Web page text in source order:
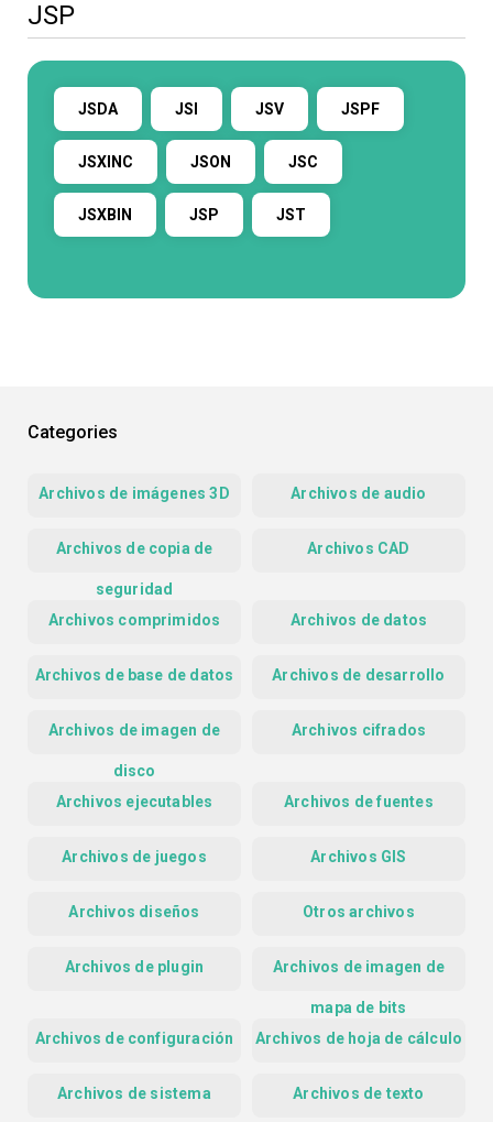
JSP
JSDA JSI JSV JSPF
JSXINC JSON JSC
JSXBIN JSP JST
Categories
Archivos de imágenes 3D Archivos de audio
Archivos de copia de
seguridad
Archivos CAD
Archivos comprimidos Archivos de datos
Archivos de base de datos Archivos de desarrollo
Archivos de imagen de
disco
Archivos cifrados
Archivos ejecutables Archivos de fuentes
Archivos de juegos Archivos GIS
Archivos diseños Otros archivos
Archivos de plugin Archivos de imagen de
mapa de bits
Archivos de configuración
Archivos de hoja de cálculo
Archivos de sistema Archivos de texto